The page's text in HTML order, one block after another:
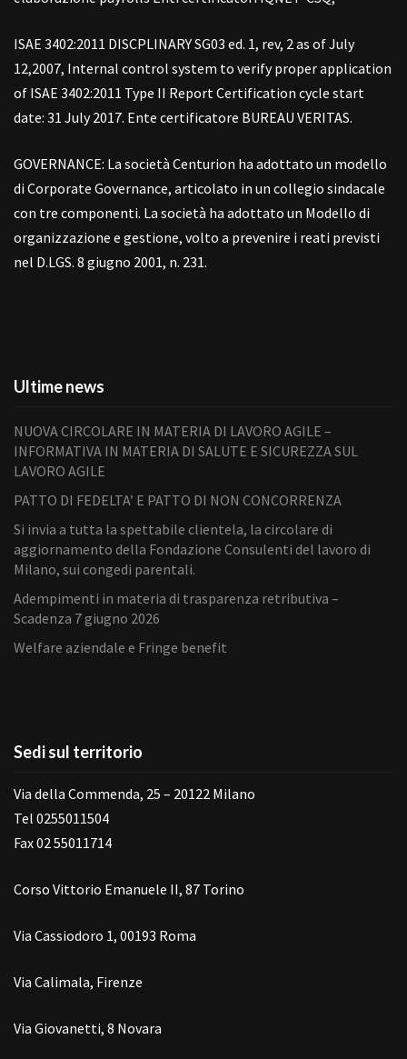
ISAE 3402:2011 DISCPLINARY SG03 ed. 1, rev, 2 as of July
12,2007, Internal control system to verify proper application
of ISAE 3402:2011 Type II Report Certification cycle start
date: 31 July 2017. Ente certificatore BUREAU VERITAS.
GOVERNANCE: La società Centurion ha adottato un modello
di Corporate Governance, articolato in un collegio sindacale
con tre componenti. La società ha adottato un Modello di
organizzazione e gestione, volto a prevenire i reati previsti
nel D.LGS. 8 giugno 2001, n. 231.
Ultime news
NUOVA CIRCOLARE IN MATERIA DI LAVORO AGILE –
INFORMATIVA IN MATERIA DI SALUTE E SICUREZZA SUL
LAVORO AGILE
PATTO DI FEDELTA’ E PATTO DI NON CONCORRENZA
Si invia a tutta la spettabile clientela, la circolare di
aggiornamento della Fondazione Consulenti del lavoro di
Milano, sui congedi parentali.
Adempimenti in materia di trasparenza retributiva –
Scadenza 7 giugno 2026
Welfare aziendale e Fringe benefit
Sedi sul territorio
Via della Commenda, 25 – 20122 Milano
Tel 0255011504
Fax 02 55011714
Corso Vittorio Emanuele II, 87 Torino
Via Cassiodoro 1, 00193 Roma
Via Calimala, Firenze
Via Giovanetti, 8 Novara